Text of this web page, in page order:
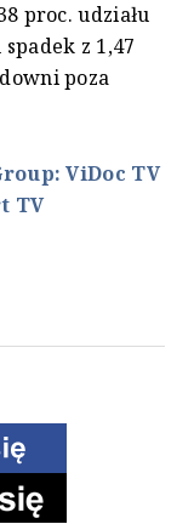
proc. udziału
z 1,47
poza
ViDoc TV
TV